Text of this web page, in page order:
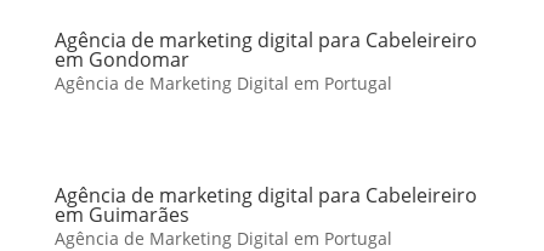
Agência de marketing digital para Cabeleireiro
em Gondomar
Agência de Marketing Digital em Portugal
Agência de marketing digital para Cabeleireiro
em Guimarães
Agência de Marketing Digital em Portugal